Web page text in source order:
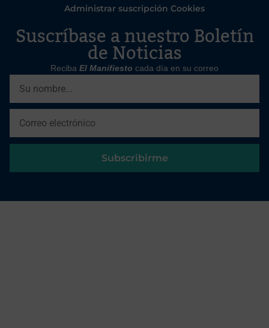
Administrar suscripción Cookies
Suscríbase a nuestro Boletín
de Noticias
Reciba El Manifiesto cada día en su correo
Subscribirme